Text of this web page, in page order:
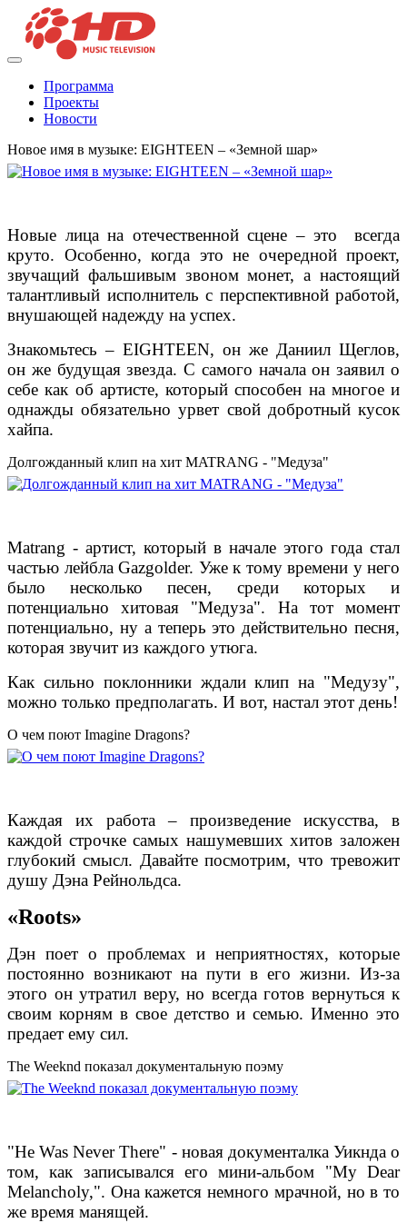
Программа
Проекты
Новости
Новое имя в музыке: EIGHTEEN – «Земной шар»
Новые лица на отечественной сцене – это всегда
круто. Особенно, когда это не очередной проект,
звучащий фальшивым звоном монет, а настоящий
талантливый исполнитель с перспективной работой,
внушающей надежду на успех.
Знакомьтесь – EIGHTEEN, он же Даниил Щеглов,
он же будущая звезда. С самого начала он заявил о
себе как об артисте, который способен на многое и
однажды обязательно урвет свой добротный кусок
хайпа.
Долгожданный клип на хит MATRANG - "Медуза"
Matrang - артист, который в начале этого года стал
частью лейбла Gazgolder. Уже к тому времени у него
было несколько песен, среди которых и
потенциально хитовая "Медуза". На тот момент
потенциально, ну а теперь это действительно песня,
которая звучит из каждого утюга.
Как сильно поклонники ждали клип на "Медузу",
можно только предполагать. И вот, настал этот день!
О чем поют Imagine Dragons?
Каждая их работа – произведение искусства, в
каждой строчке самых нашумевших хитов заложен
глубокий смысл. Давайте посмотрим, что тревожит
душу Дэна Рейнольдса.
«Roots»
Дэн поет о проблемах и неприятностях, которые
постоянно возникают на пути в его жизни. Из-за
этого он утратил веру, но всегда готов вернуться к
своим корням в свое детство и семью. Именно это
предает ему сил.
The Weeknd показал документальную поэму
"He Was Never There" - новая документалка Уикнда о
том, как записывался его мини-альбом "My Dear
Melancholy,". Она кажется немного мрачной, но в то
же время манящей.